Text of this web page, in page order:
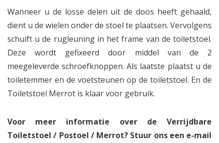
Wanneer u de losse delen uit de doos heeft gehaald,
dient u de wielen onder de stoel te plaatsen. Vervolgens
schuift u de rugleuning in het frame van de toiletstoel.
Deze wordt gefixeerd door middel van de 2
meegeleverde schroefknoppen. Als laatste plaatst u de
toiletemmer en de voetsteunen op de toiletstoel. En de
Toiletstoel Merrot is klaar voor gebruik.
Voor meer informatie over de Verrijdbare
Toiletstoel / Postoel / Merrot? Stuur ons een e-mail